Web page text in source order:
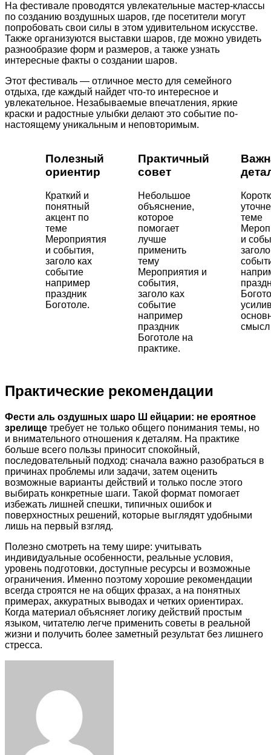
На фестивале проводятся увлекательные мастер-классы
по созданию воздушных шаров, где посетители могут
попробовать свои силы в этом удивительном искусстве.
Также организуются выставки шаров, где можно увидеть
разнообразие форм и размеров, а также узнать
интересные факты о создании шаров.
Этот фестиваль — отличное место для семейного
отдыха, где каждый найдет что-то интересное и
увлекательное. Незабываемые впечатления, яркие
краски и радостные улыбки делают это событие по-
настоящему уникальным и неповторимым.
Полезный
ориентир
Краткий и
понятный
акцент по
теме
Мероприятия
и события,
заголо ках
событие
например
праздник
Боготоле.
Практичный
совет
Небольшое
объяснение,
которое
помогает
лучше
применить
тему
Мероприятия и
события,
заголо ках
событие
например
праздник
Боготоле на
практике.
теме
и
смысл
Практические рекомендации
Фести аль оздушных шаро Ш ейцарии: не ероятное
зрелище требует не только общего понимания темы, но
и внимательного отношения к деталям. На практике
больше всего пользы приносит спокойный,
последовательный подход: сначала важно разобраться в
причинах проблемы или задачи, затем оценить
возможные варианты действий и только после этого
выбирать конкретные шаги. Такой формат помогает
избежать лишней спешки, типичных ошибок и
поверхностных решений, которые выглядят удобными
лишь на первый взгляд.
Полезно смотреть на тему шире: учитывать
индивидуальные особенности, реальные условия,
уровень подготовки, доступные ресурсы и возможные
ограничения. Именно поэтому хорошие рекомендации
всегда строятся не на общих фразах, а на понятных
примерах, аккуратных выводах и четких ориентирах.
Когда материал объясняет логику действий простым
языком, читателю легче применить советы в реальной
жизни и получить более заметный результат без лишнего
стресса.